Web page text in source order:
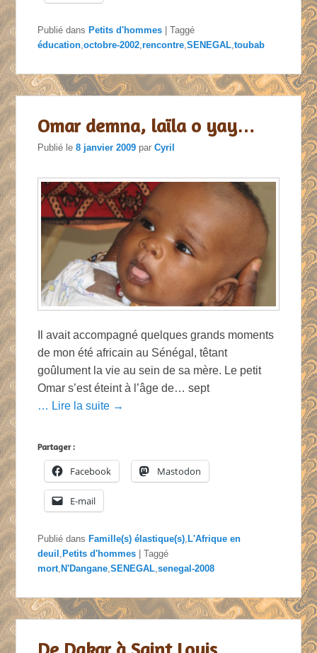
Publié dans Petits d'hommes |Taggé
éducation,octobre-2002,rencontre,SENEGAL,toubab
Omar demna, laïla o yay…
Publié le8 janvier 2009 parCyril
Il avait accompagné quelques grands moments
de mon été africain au Sénégal, têtant
goûlument la vie au sein de sa mère. Le petit
Omar s’est éteint à l’âge de… sept
… Lire la suite →
Partager :
Facebook Mastodon
E-mail
Publié dans Famille(s) élastique(s), L'Afrique en
deuil , Petits d'hommes |Taggé
mort, N'Dangane,SENEGAL,senegal-2008